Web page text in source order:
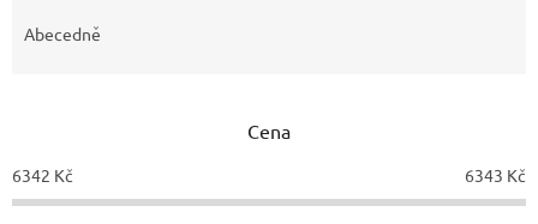
o
d
Abecedně
Cena
6342 Kč 6343 Kč